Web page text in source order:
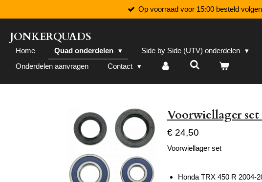
direct
naar
de
hoofdinhoud
Op voorraad voor 15:00 besteld
JONKERQUADS
Home Quad onderdelen Side by Side (UTV) onderdelen
Onderdelen aanvragen
Contact
Voorwiellager
€ 24,50
Voorwiellager set
Honda TRX 450 R 2004-